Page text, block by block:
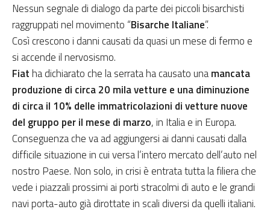
Nessun segnale di dialogo da parte dei piccoli bisarchisti
raggruppati nel movimento “Bisarche Italiane”.
Così crescono i danni causati da quasi un mese di fermo e
si accende il nervosismo.
Fiatha dichiarato che la serrata ha causato unamancata
produzione di circa 20 mila vetture e una diminuzione
di circa il 10% delle immatricolazioni di vetture nuove
del gruppo per il mese di marzo, in Italia e in Europa.
Conseguenza che va ad aggiungersi ai danni causati dalla
difficile situazione in cui versa l’intero mercato dell’auto nel
nostro Paese. Non solo, in crisi è entrata tutta la filiera che
vede i piazzali prossimi ai porti stracolmi di auto e le grandi
navi porta-auto già dirottate in scali diversi da quelli italiani.